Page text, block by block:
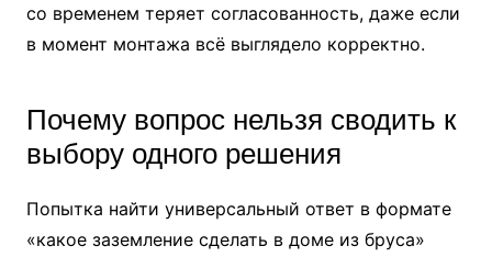
со временем теряет согласованность, даже если
в момент монтажа всё выглядело корректно.
Почему вопрос нельзя сводить к
выбору одного решения
Попытка найти универсальный ответ в формате
«какое заземление сделать в доме из бруса»